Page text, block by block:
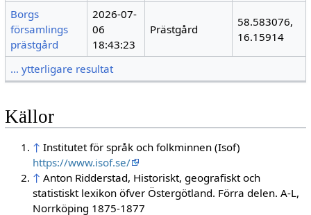
Borgs
församlings
prästgård
2026-07-
06
18:43:23
Prästgård
58.583076,
16.15914
… ytterligare resultat
Källor
↑ Institutet för språk och folkminnen (Isof)
https://www.isof.se/
↑ Anton Ridderstad, Historiskt, geografiskt och
statistiskt lexikon öfver Östergötland. Förra delen. A-L,
Norrköping 1875-1877